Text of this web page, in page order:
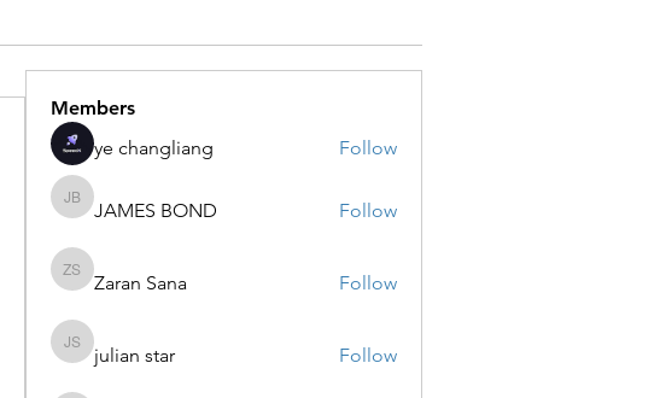
Members
ye changliang
Follow
JAMES BOND
JAMES BOND Follow
Zaran Sana
Zaran Sana Follow
julian star
julian star Follow